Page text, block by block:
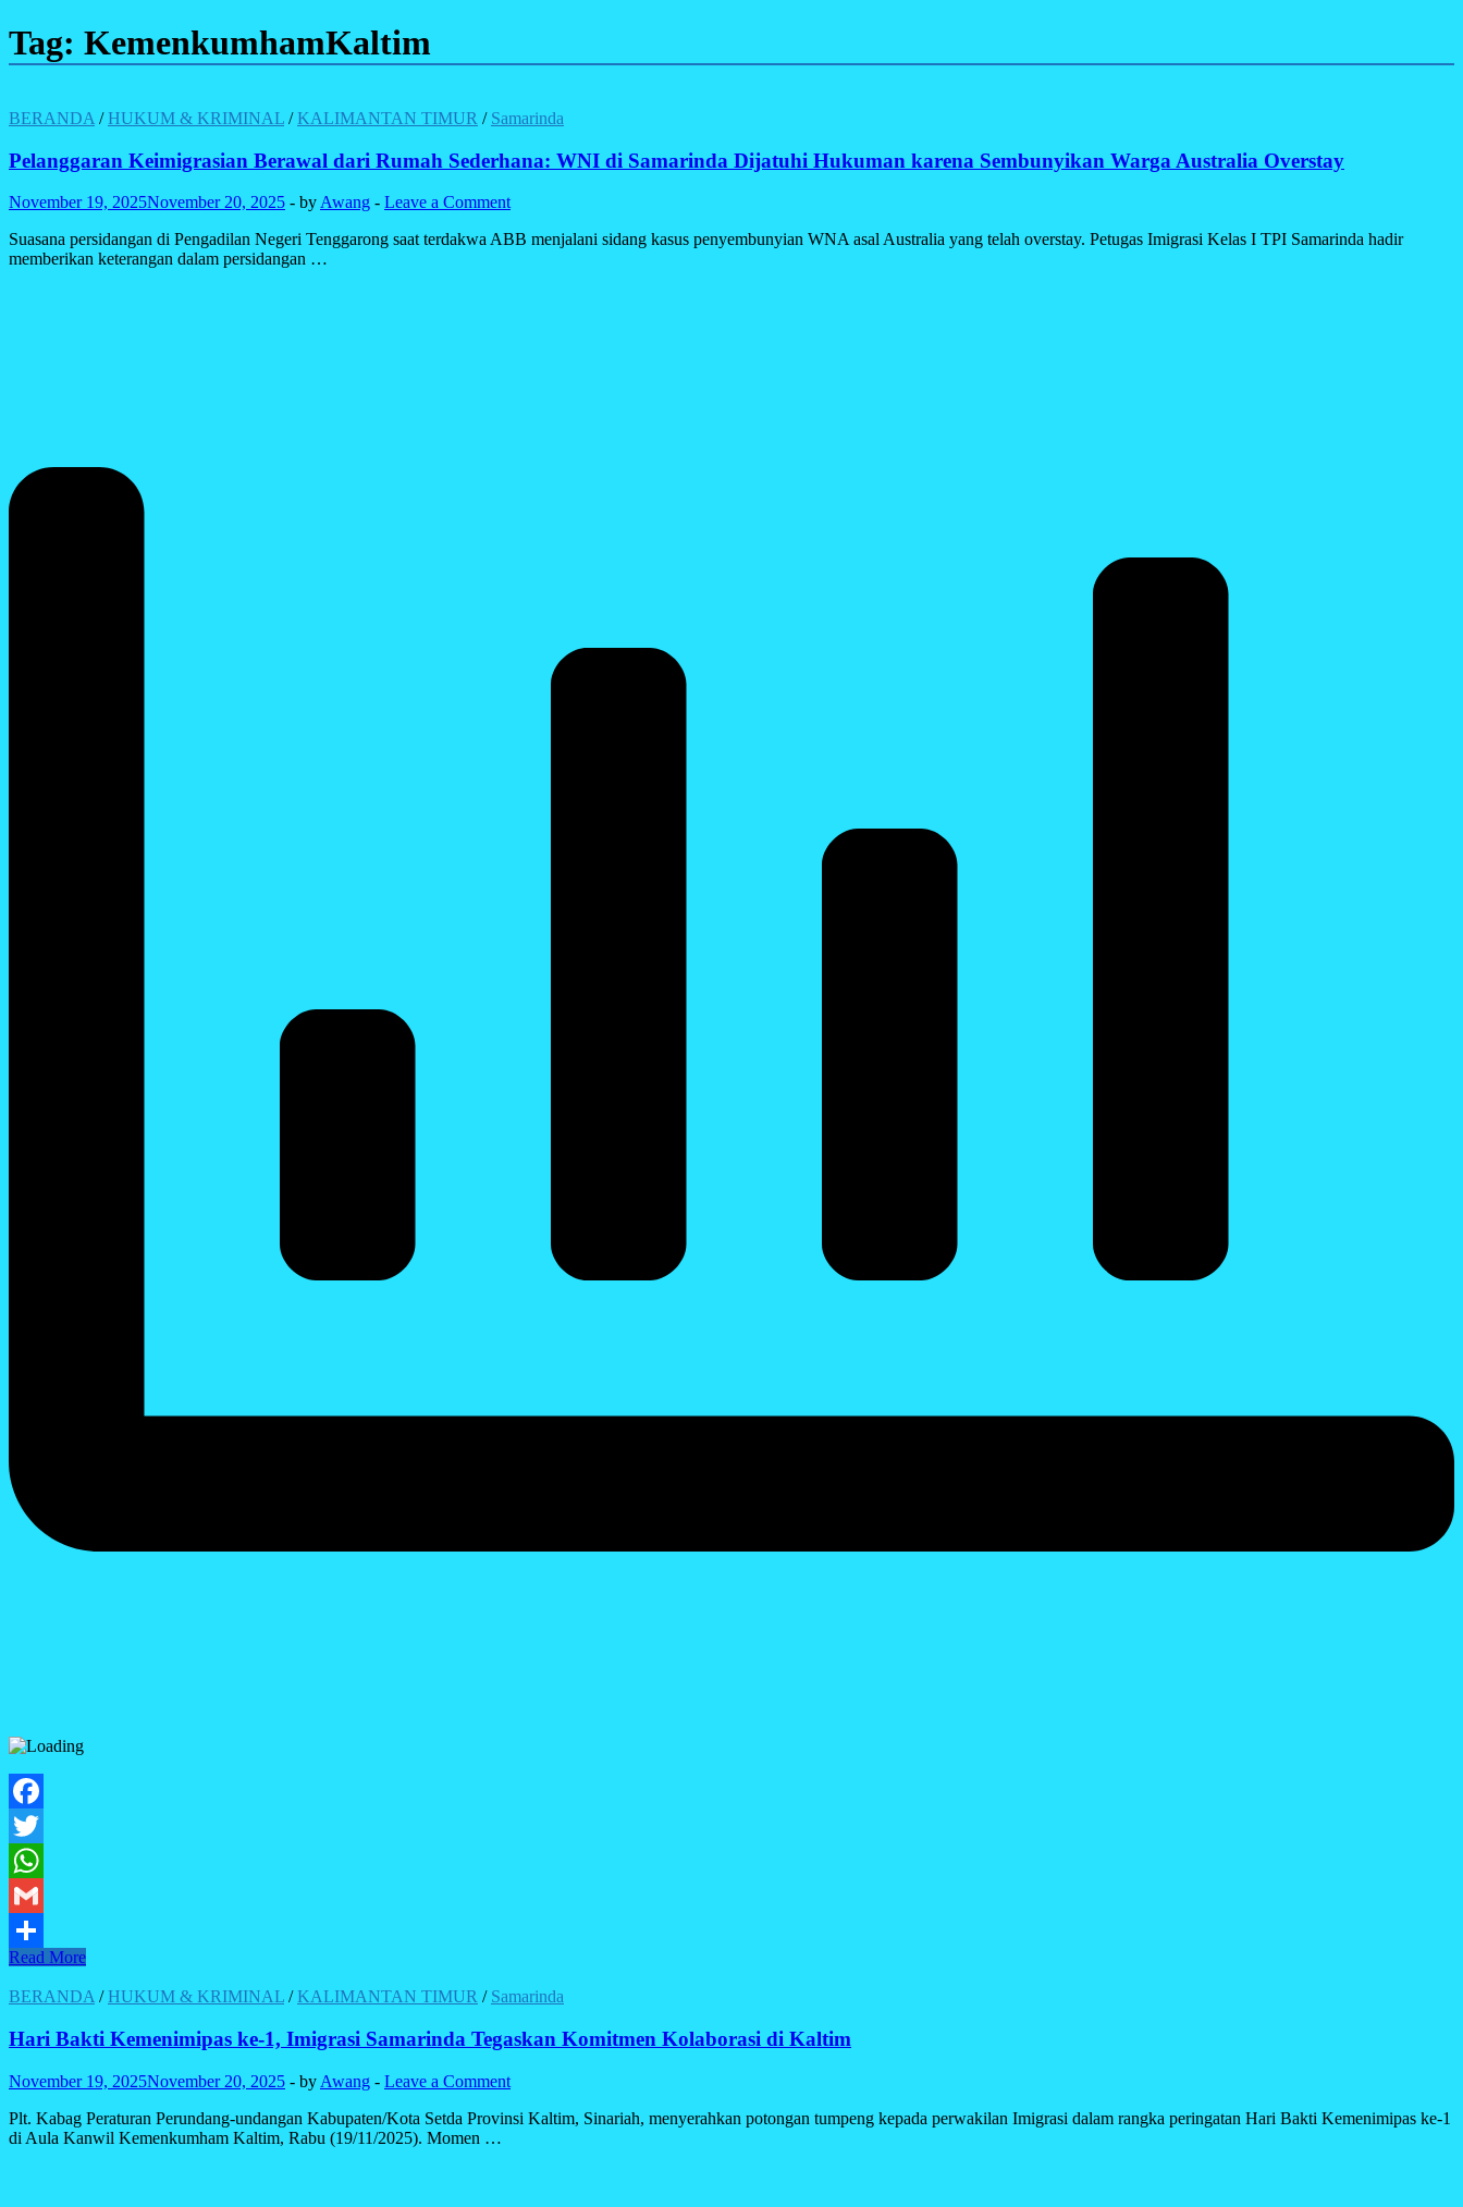
Tag: KemenkumhamKaltim
BERANDA /HUKUM & KRIMINAL /KALIMANTAN TIMUR / Samarinda
Pelanggaran Keimigrasian Berawal dari Rumah Sederhana: WNI di Samarinda Dijatuhi Hukuman karena Sembunyikan Warga Australia Overstay
November 19, 2025November 20, 2025 - by Awang - Leave a Comment
Suasana persidangan di Pengadilan Negeri Tenggarong saat terdakwa ABB menjalani sidang kasus penyembunyian WNA asal Australia yang telah overstay. Petugas Imigrasi Kelas I TPI Samarinda hadir
memberikan keterangan dalam persidangan …
Facebook
Twitter
WhatsApp
Gmail
Share
Pelanggaran
Berawal
Rumah
Sederhana:
WNI
di
Samarinda
Dijatuhi
Read More
BERANDA /HUKUM & KRIMINAL /KALIMANTAN TIMUR / Samarinda
Hari Bakti Kemenimipas ke-1, Imigrasi Samarinda Tegaskan Komitmen Kolaborasi di Kaltim
November 19, 2025November 20, 2025 - by Awang - Leave a Comment
Plt. Kabag Peraturan Perundang-undangan Kabupaten/Kota Setda Provinsi Kaltim, Sinariah, menyerahkan potongan tumpeng kepada perwakilan Imigrasi dalam rangka peringatan Hari Bakti Kemenimipas ke-1
di Aula Kanwil Kemenkumham Kaltim, Rabu (19/11/2025). Momen …